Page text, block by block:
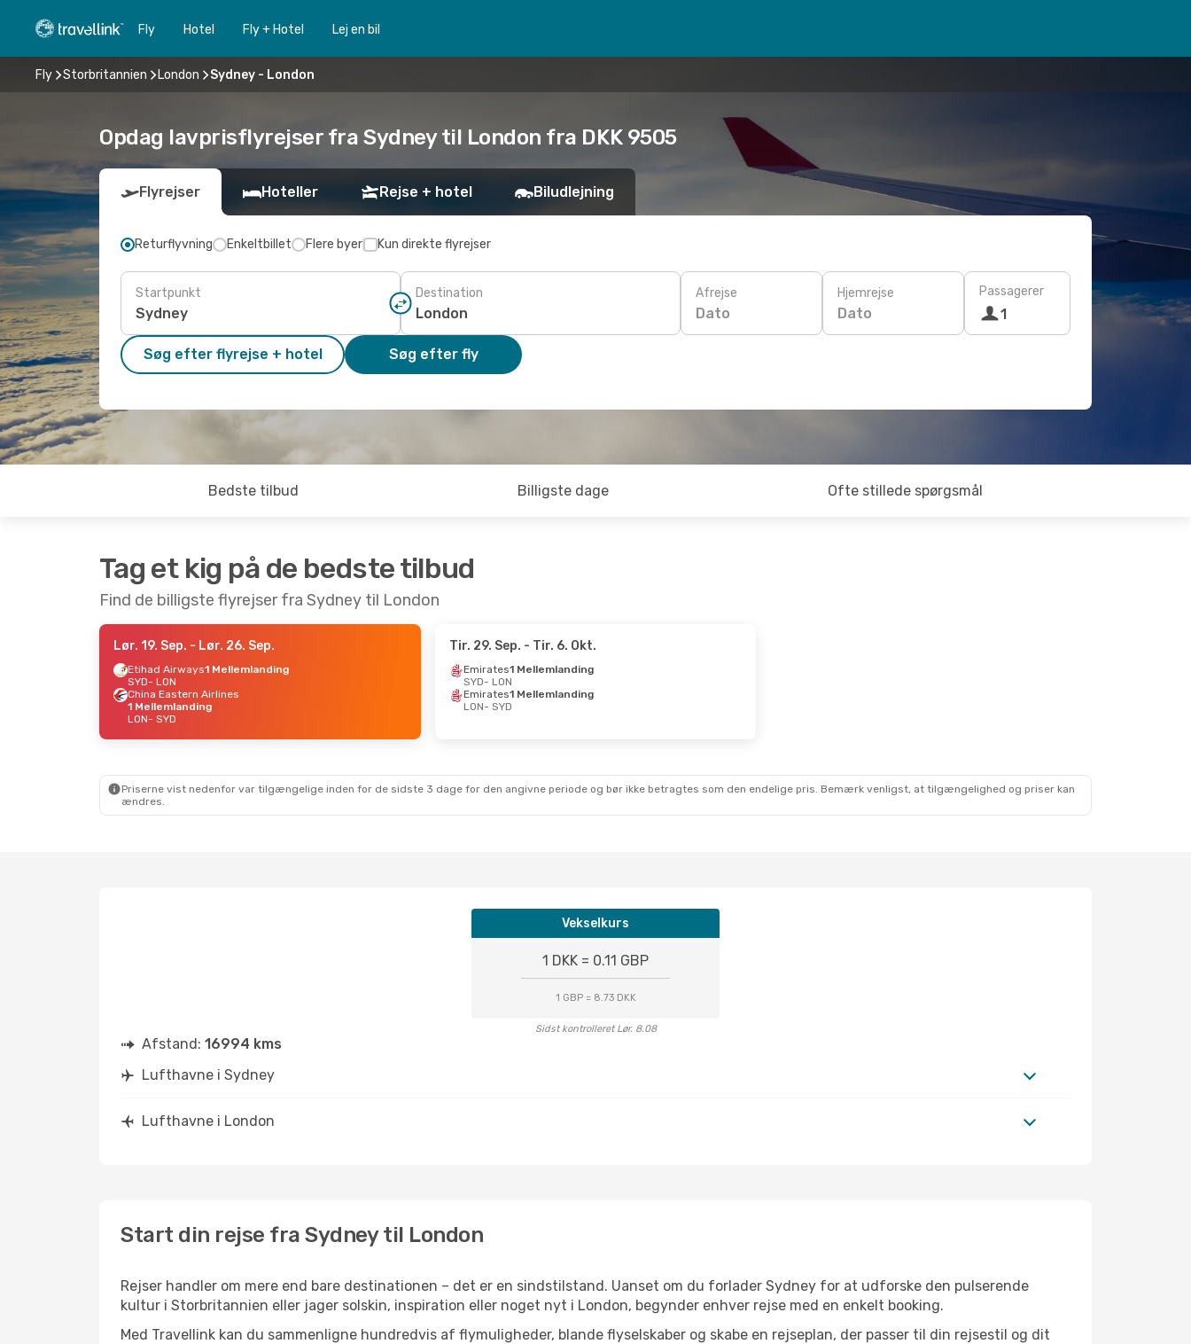
Fly Hotel Fly + Hotel Lej en bil
Fly Storbritannien London Sydney - London
Opdag lavprisflyrejser fra Sydney til London fra DKK 9505
Flyrejser Hoteller Rejse + hotel Biludlejning
Returflyvning Enkeltbillet Flere byer Kun direkte flyrejser
Startpunkt Destination Afrejse
Dato
Hjemrejse
Dato
Passagerer
1
Søg efter flyrejse + hotel Søg efter fly
Bedste tilbud Billigste dage Ofte stillede spørgsmål
Tag et kig på de bedste tilbud
Find de billigste flyrejser fra Sydney til London
Lør. 19. Sep. - Lør. 26. Sep.
Etihad Airways1 Mellemlanding
SYD- LON
China Eastern Airlines
1 Mellemlanding
LON- SYD
Tir. 29. Sep. - Tir. 6. Okt.
Emirates1 Mellemlanding
SYD- LON
Emirates1 Mellemlanding
LON- SYD
Priserne vist nedenfor var tilgængelige inden for de sidste 3 dage for den angivne periode og bør ikke betragtes som den endelige pris. Bemærk venligst, at tilgængelighed og priser kan
ændres.
Vekselkurs
1 DKK = 0.11 GBP
1 GBP = 8.73 DKK
Sidst kontrolleret Lør. 8.08
Afstand: 16994 kms
Lufthavne i Sydney
Lufthavne i London
Start din rejse fra Sydney til London
Rejser handler om mere end bare destinationen – det er en sindstilstand. Uanset om du forlader Sydney for at udforske den pulserende
kultur i Storbritannien eller jager solskin, inspiration eller noget nyt i London, begynder enhver rejse med en enkelt booking.
Med Travellink kan du sammenligne hundredvis af flymuligheder, blande flyselskaber og skabe en rejseplan, der passer til din rejsestil og dit